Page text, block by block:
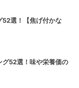
52選！【焦げ付かな
グ52選！味や栄養価の